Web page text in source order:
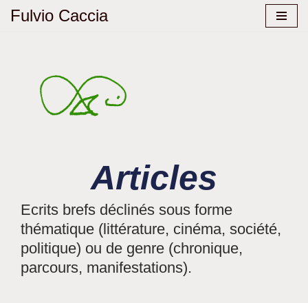
Fulvio Caccia
Articles
Ecrits brefs déclinés sous forme
thématique (littérature, cinéma, société,
politique) ou de genre (chronique,
parcours, manifestations).